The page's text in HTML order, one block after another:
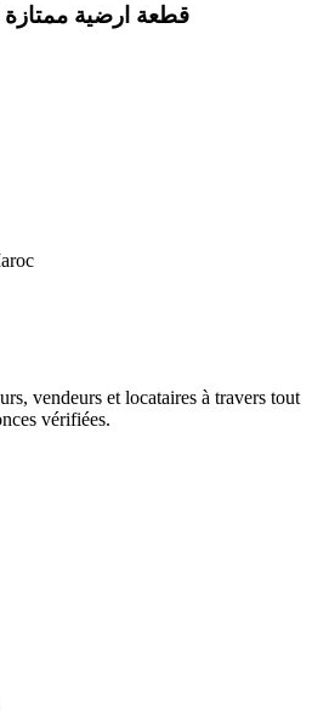
قطعة ارضية ممتازة
vendeurs et locataires à travers tout
vérifiées.